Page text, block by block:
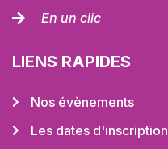
En un clic
LIENS RAPIDES
Nos évènements
Les dates d'inscription